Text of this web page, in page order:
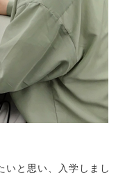
いと思い、入学しまし